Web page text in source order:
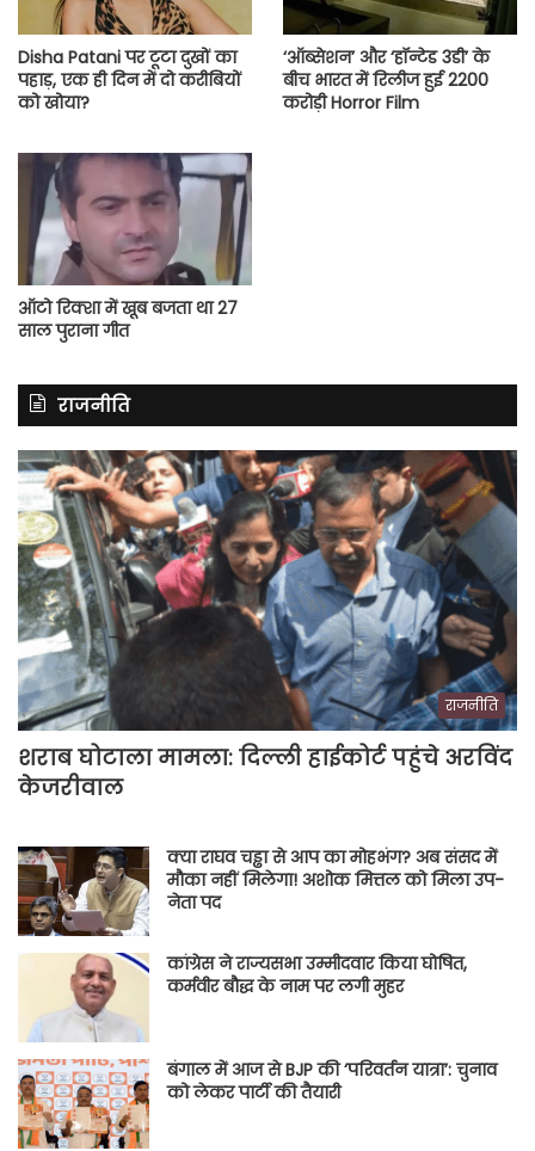
Disha Patani पर टूटा दुखों का
पहाड़, एक ही दिन में दो करीबियों
को खोया?
‘ऑब्सेशन’ और ‘हॉन्टेड 3डी’ के
बीच भारत में रिलीज हुई 2200
करोड़ी Horror Film
ऑटो रिक्शा में खूब बजता था 27
साल पुराना गीत
राजनीति
राजनीति
शराब घोटाला मामला: दिल्ली हाईकोर्ट पहुंचे अरविंद
केजरीवाल
क्या राघव चड्ढा से आप का मोहभंग? अब संसद में
मौका नहीं मिलेगा! अशोक मित्तल को मिला उप-
नेता पद
कांग्रेस ने राज्यसभा उम्मीदवार किया घोषित,
कर्मवीर बौद्ध के नाम पर लगी मुहर
बंगाल में आज से BJP की ‘परिवर्तन यात्रा’: चुनाव
को लेकर पार्टी की तैयारी